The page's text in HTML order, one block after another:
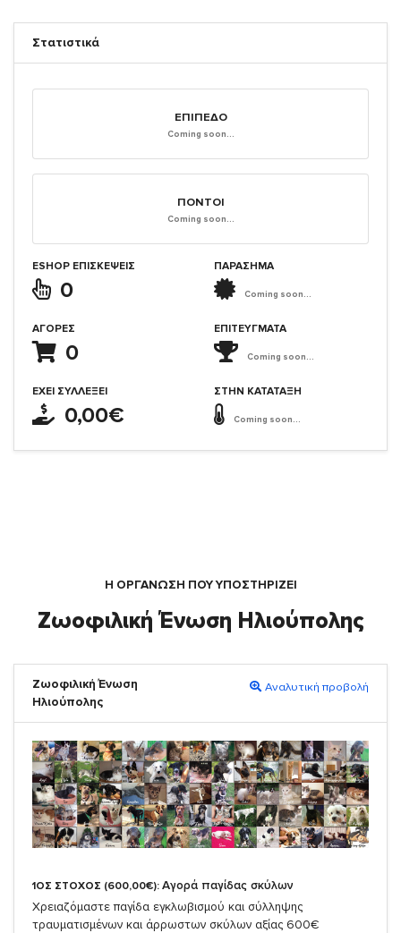
Στατιστικά
ΕΠΊΠΕΔΟ
Coming soon...
ΠΌΝΤΟΙ
Coming soon...
ESHOP ΕΠΙΣΚΈΨΕΙΣ
0
ΑΓΟΡΈΣ
0
ΈΧΕΙ ΣΥΛΛΈΞΕΙ
0,00€
ΠΑΡΑΣΗΜΑ
Coming soon...
ΕΠΙΤΕΎΓΜΑΤΑ
Coming soon...
ΣΤΗΝ ΚΑΤΆΤΑΞΗ
Coming soon...
Η ΟΡΓΆΝΩΣΗ ΠΟΥ ΥΠΟΣΤΗΡΙΖΕΙ
Ζωοφιλική Ένωση Ηλιούπολης
Ζωοφιλική Ένωση
Ηλιούπολης
Αναλυτική προβολή
1ΟΣ ΣΤΟΧΟΣ (600,00€): Αγορά παγίδας σκύλων
Χρειαζόμαστε παγίδα εγκλωβισμού και σύλληψης
τραυματισμένων και άρρωστων σκύλων αξίας 600€